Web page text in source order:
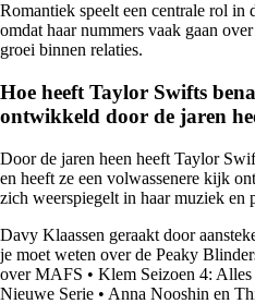
Romantiek speelt een centrale rol
omdat haar nummers vaak gaan
groei binnen relaties.
Hoe heeft Taylor Swifts
ontwikkeld door de jaren
Door de jaren heen heeft Taylor
en heeft ze een volwassenere kijk
zich weerspiegelt in haar muziek en
Davy Klaassen geraakt door
je moet weten over de Peaky
over MAFS • Klem Seizoen 4:
Nieuwe Serie • Anna Nooshin en